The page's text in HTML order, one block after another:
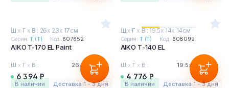
Ш х Г х В : 26х 23х 17см
Серия:Т (T) Код: 607652
AIKO T-170 EL Paint
Ш х Г х В : 26х 23х17см
6 394 Р
в наличии Доставка 1 - 3 дня
Ш х Г х В : 19.5х 14х 14см
Серия: Т (T) Код: 608099
AIKO Т-140 EL
Ш х Г х В : 19.5х 14х14см
4 776 Р
в наличии Доставка 1 - 3 дня